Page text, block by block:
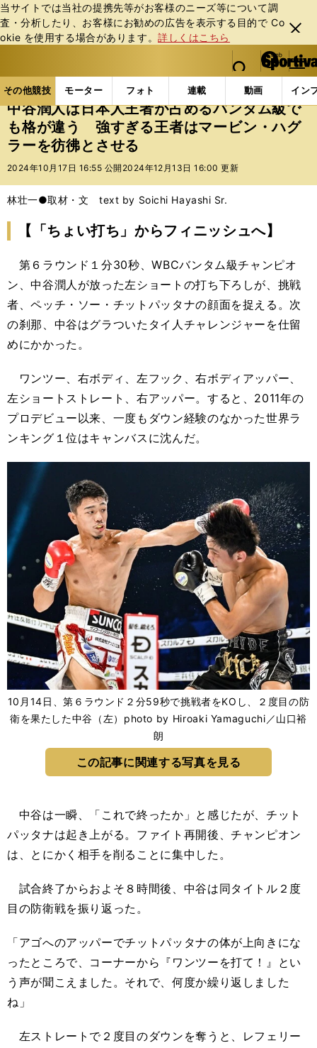
当サイトでは当社の提携先等がお客様のニーズ等について調
査・分析したり、お客様にお勧めの広告を表⽰する⽬的で Co
okie を使⽤する場合があります。詳しくはこちら
閉じ
る
web Sportiva (webスポルティーバ)
検索
マイペ
ー
ジ
メニュ
その他競技 モーター フォト 連載 動画 イン
ス
ポ
ル
テ
ー
バ
その他競技の記事一覧 格闘技 ボクシング 中谷
中谷潤人は日本人王者が占めるバンタム級で
も格が違う 強すぎる王者はマービン・ハグ
ラーを彷彿とさせる
2024年10月17日 16:55 公開 2024年12月13日 16:00 更新
林壮一●取材・文 text by Soichi Hayashi Sr.
【「ちょい打ち」からフィニッシュへ】
第６ラウンド１分30秒、WBCバンタム級チャンピオ
ン、中谷潤人が放った左ショートの打ち下ろしが、挑戦
者、ペッチ・ソー・チットパッタナの顔面を捉える。次
の刹那、中谷はグラついたタイ人チャレンジャーを仕留
めにかかった。
ワンツー、右ボディ、左フック、右ボディアッパー、
左ショートストレート、右アッパー。すると、2011年の
プロデビュー以来、一度もダウン経験のなかった世界ラ
ンキング１位はキャンバスに沈んだ。
10月14日、第６ラウンド２分59秒で挑戦者をKOし、２度目の防
衛を果たした中谷（左）photo by Hiroaki Yamaguchi／山口裕
朗
この記事に関連する写真を見る
中谷は一瞬、「これで終ったか」と感じたが、チット
パッタナは起き上がる。ファイト再開後、チャンピオン
は、とにかく相手を削ることに集中した。
試合終了からおよそ８時間後、中谷は同タイトル２度
目の防衛戦を振り返った。
「アゴへのアッパーでチットパッタナの体が上向きにな
ったところで、コーナーから『ワンツーを打て！』とい
う声が聞こえました。それで、何度か繰り返しました
ね」
左ストレートで２度目のダウンを奪うと、レフェリー